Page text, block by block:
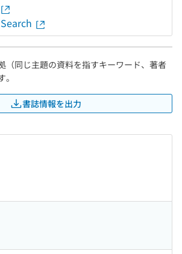
（同じ主題の資料を指すキーワード、著者
書誌情報を出力